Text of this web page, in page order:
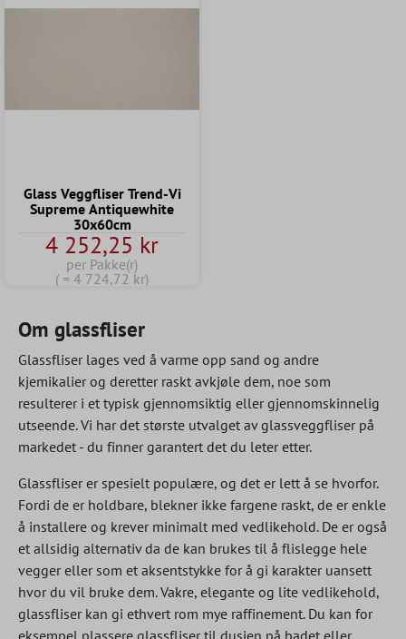
Glass Veggfliser Trend-Vi
Supreme Antiquewhite
30x60cm
4 252,25 kr
per Pakke(r)
( = 4 724,72 kr)
Om glassfliser
Glassfliser lages ved å varme opp sand og andre
kjemikalier og deretter raskt avkjøle dem, noe som
resulterer i et typisk gjennomsiktig eller gjennomskinnelig
utseende. Vi har det største utvalget av glassveggfliser på
markedet - du finner garantert det du leter etter.
Glassfliser er spesielt populære, og det er lett å se hvorfor.
Fordi de er holdbare, blekner ikke fargene raskt, de er enkle
å installere og krever minimalt med vedlikehold. De er også
et allsidig alternativ da de kan brukes til å flislegge hele
vegger eller som et aksentstykke for å gi karakter uansett
hvor du vil bruke dem. Vakre, elegante og lite vedlikehold,
glassfliser kan gi ethvert rom mye raffinement. Du kan for
eksempel plassere glassfliser til dusjen på badet eller